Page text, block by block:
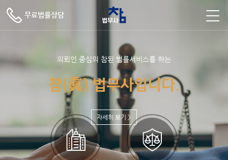
무료법률상담
사무
개
말
찾아
업무
분야
법인
법률
컨설
고객
센터
FAQ
온라
인문
의
온라
인문
의
의뢰인 중심의 참된 법률서비스를 하는
참(眞) 법무사입니다.
자세히 보기 >